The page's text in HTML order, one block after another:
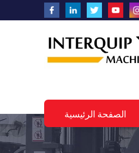
الصفحة الرئيسية